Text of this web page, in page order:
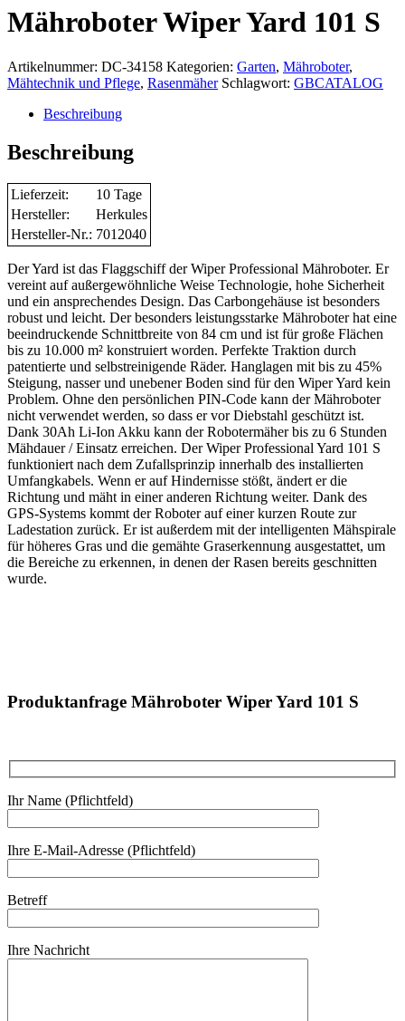
Mähroboter Wiper Yard 101 S
Artikelnummer: DC-34158 Kategorien: Garten, Mähroboter,
Mähtechnik und Pflege, Rasenmäher Schlagwort: GBCATALOG
Beschreibung
Beschreibung
Lieferzeit:
10 Tage
Hersteller:
Herkules
Hersteller-Nr.: 7012040
Der Yard ist das Flaggschiff der Wiper Professional Mähroboter. Er
vereint auf außergewöhnliche Weise Technologie, hohe Sicherheit
und ein ansprechendes Design. Das Carbongehäuse ist besonders
robust und leicht. Der besonders leistungsstarke Mähroboter hat eine
beeindruckende Schnittbreite von 84 cm und ist für große Flächen
bis zu 10.000 m² konstruiert worden. Perfekte Traktion durch
patentierte und selbstreinigende Räder. Hanglagen mit bis zu 45%
Steigung, nasser und unebener Boden sind für den Wiper Yard kein
Problem. Ohne den persönlichen PIN-Code kann der Mähroboter
nicht verwendet werden, so dass er vor Diebstahl geschützt ist.
Dank 30Ah Li-Ion Akku kann der Robotermäher bis zu 6 Stunden
Mähdauer / Einsatz erreichen. Der Wiper Professional Yard 101 S
funktioniert nach dem Zufallsprinzip innerhalb des installierten
Umfangkabels. Wenn er auf Hindernisse stößt, ändert er die
Richtung und mäht in einer anderen Richtung weiter. Dank des
GPS-Systems kommt der Roboter auf einer kurzen Route zur
Ladestation zurück. Er ist außerdem mit der intelligenten Mähspirale
für höheres Gras und die gemähte Graserkennung ausgestattet, um
die Bereiche zu erkennen, in denen der Rasen bereits geschnitten
wurde.
Produktanfrage Mähroboter Wiper Yard 101 S
Ihr Name (Pflichtfeld)
Ihre E-Mail-Adresse (Pflichtfeld)
Betreff
Ihre Nachricht